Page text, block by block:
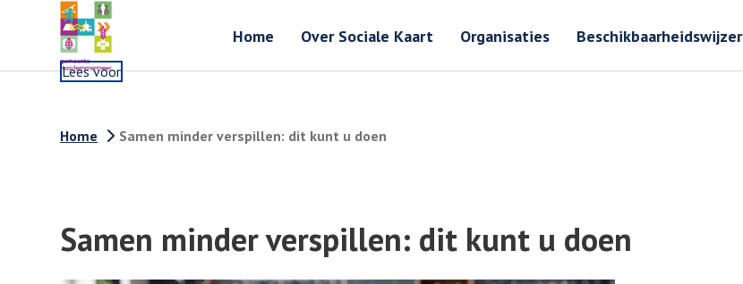
Home Over Sociale Kaart Organisaties Beschikbaarheidswijzer
Lees voor
Home Samen minder verspillen: dit kunt u doen
Samen minder verspillen: dit kunt u doen